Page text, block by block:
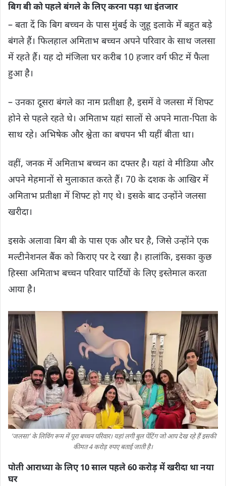
बिग बी को पहले बंगले के लिए करना पड़ा था इंतजार
– बता दें कि बिग बच्‍चन के पास मुंबई के जुहू इलाके में बहुत बड़े
बंगले हैं। फिलहाल अमिताभ बच्चन अपने परिवार के साथ जलसा
में रहते हैं। यह दो मंजिला घर करीब 10 हजार वर्ग फीट में फैला
हुआ है।
– उनका दूसरा बंगले का नाम प्रतीक्षा है, इसमें वे जलसा में शिफ्ट
होने से पहले रहते थे। अमिताभ यहां सालों से अपने माता-पिता के
साथ रहे। अभिषेक और श्वेता का बचपन भी यहीं बीता था।
वहीं, जनक में अमिताभ बच्चन का दफ्तर है। यहां वे मीडिया और
अपने मेहमानों से मुलाकात करते हैं। 70 के दशक के आखिर में
अमिताभ प्रतीक्षा में शिफ्ट हो गए थे। इसके बाद उन्होंने जलसा
खरीदा।
इसके अलावा बिग बी के पास एक और घर है, जिसे उन्होंने एक
मल्टीनेशनल बैंक को किराए पर दे रखा है। हालांकि, इसका कुछ
हिस्सा अमिताभ बच्चन परिवार पार्टियों के लिए इस्तेमाल करता
आया है।
‘जलसा’ के लिविंग रूम में पूरा बच्‍चन परिवार। यहां लगी बुल पेंटिंग जो आप देख रहे हैं इसकी
कीमत 4 करोड़ रुपए बताई जाती है।
पोती आराध्या के लिए 10 साल पहले 60 करोड़ में खरीदा था नया
घर